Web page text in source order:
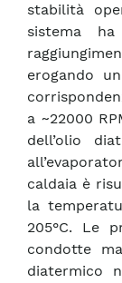
stabilità
sistema
erogando
a ~22000
dell’olio
caldaia è
la
205°C. Le
condotte
diatermico